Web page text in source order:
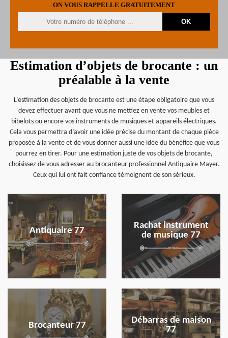
ON VOUS RAPPELLE GRATUITEMENT
Estimation d’objets de brocante : un
préalable à la vente
L’estimation des objets de brocante est une étape obligatoire que vous
devez effectuer avant que vous ne mettiez en vente vos meubles et
bibelots ou encore vos instruments de musiques et appareils électriques.
Cela vous permettra d’avoir une idée précise du montant de chaque pièce
proposée à la vente et de vous donner aussi une idée du bénéfice que vous
pourrez en tirer. Pour une estimation juste de vos objets de brocante,
choisissez de vous adresser au brocanteur professionnel Antiquaire Mayer.
Ceux qui lui ont fait confiance témoignent de son sérieux.
Antiquaire 77
en savoir plus
Rachat instrument
de musique 77
en savoir plus
Brocanteur 77
en savoir plus
Débarras de maison
77
en savoir plus